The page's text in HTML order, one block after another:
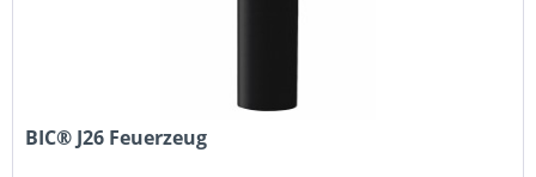
BIC® J26 Feuerzeug